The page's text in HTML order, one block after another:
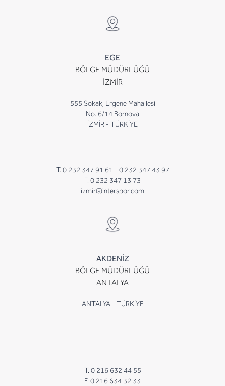
EGE
BÖLGE MÜDÜRLÜĞÜ
İZMİR
555 Sokak, Ergene Mahallesi
No. 6/14 Bornova
İZMİR - TÜRKİYE
T. 0 232 347 91 61 - 0 232 347 43 97
F. 0 232 347 13 73
izmir@interspor.com
AKDENİZ
BÖLGE MÜDÜRLÜĞÜ
ANTALYA
ANTALYA - TÜRKİYE
T. 0 216 632 44 55
F. 0 216 634 32 33